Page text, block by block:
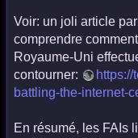
Voir: un joli article
comprendre
Royaume-Uni
contourner:
battling-the-internet-
En résumé, les FAIs